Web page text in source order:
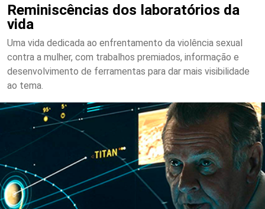
Reminiscências dos laboratórios da
vida
Uma vida dedicada ao enfrentamento da violência sexual
contra a mulher, com trabalhos premiados, informação e
desenvolvimento de ferramentas para dar mais visibilidade
ao tema.